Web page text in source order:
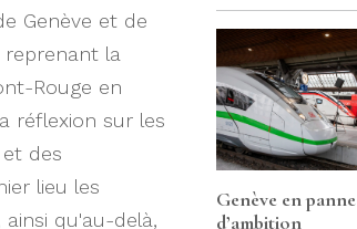
Genève et de
la
Rouge en
réflexion sur les
des
lieu les
qu'au-delà,
Genève en panne
d’ambition